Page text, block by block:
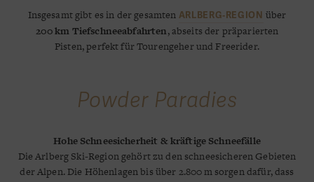
Insgesamt gibt es in der gesamten ARLBERG‑REGION über
200 km Tiefschneeabfahrten, abseits der präparierten
Pisten, perfekt für Tourengeher und Freerider.
Powder Paradies
Hohe Schneesicherheit & kräftige Schneefälle
Die Arlberg Ski-Region gehört zu den schneesicheren Gebieten
der Alpen. Die Höhenlagen bis über 2.800 m sorgen dafür, dass